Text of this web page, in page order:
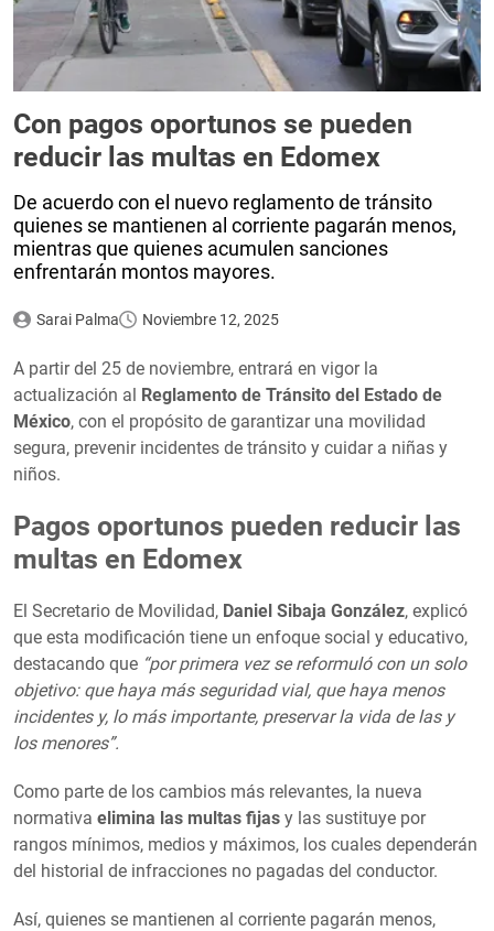
Con pagos oportunos se pueden
reducir las multas en Edomex
De acuerdo con el nuevo reglamento de tránsito
quienes se mantienen al corriente pagarán menos,
mientras que quienes acumulen sanciones
enfrentarán montos mayores.
Sarai Palma Noviembre 12, 2025
A partir del 25 de noviembre, entrará en vigor la
actualización al Reglamento de Tránsito del Estado de
México, con el propósito de garantizar una movilidad
segura, prevenir incidentes de tránsito y cuidar a niñas y
niños.
Pagos oportunos pueden reducir las
multas en Edomex
El Secretario de Movilidad, Daniel Sibaja González, explicó
que esta modificación tiene un enfoque social y educativo,
destacando que “por primera vez se reformuló con un solo
objetivo: que haya más seguridad vial, que haya menos
incidentes y, lo más importante, preservar la vida de las y
los menores”.
Como parte de los cambios más relevantes, la nueva
normativa elimina las multas fijas y las sustituye por
rangos mínimos, medios y máximos, los cuales dependerán
del historial de infracciones no pagadas del conductor.
Así, quienes se mantienen al corriente pagarán menos,